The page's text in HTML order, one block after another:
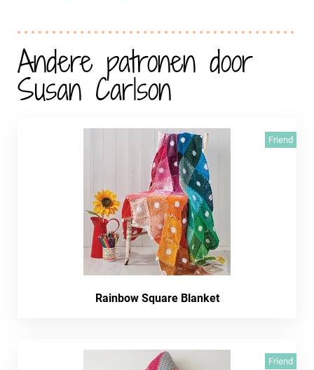
Andere patronen door
Susan Carlson
Friend
Rainbow Square Blanket
Friend